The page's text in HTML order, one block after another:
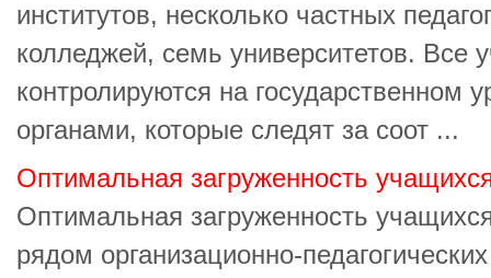
институтов, несколько частных
колледжей, семь университетов. Все
контролируются на государственном
органами, которые следят за соот ...
Оптимальная загруженность
Оптимальная загруженность
рядом организационно-